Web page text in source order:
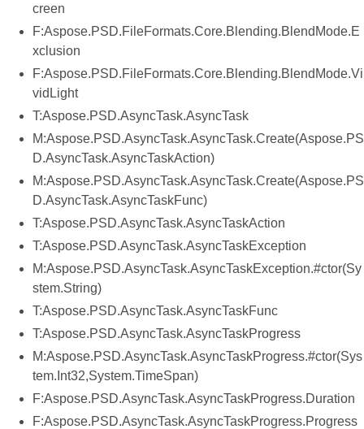
creen
F:Aspose.PSD.FileFormats.Core.Blending.BlendMode.E
xclusion
F:Aspose.PSD.FileFormats.Core.Blending.BlendMode.Vi
vidLight
T:Aspose.PSD.AsyncTask.AsyncTask
M:Aspose.PSD.AsyncTask.AsyncTask.Create(Aspose.PS
D.AsyncTask.AsyncTaskAction)
M:Aspose.PSD.AsyncTask.AsyncTask.Create(Aspose.PS
D.AsyncTask.AsyncTaskFunc)
T:Aspose.PSD.AsyncTask.AsyncTaskAction
T:Aspose.PSD.AsyncTask.AsyncTaskException
M:Aspose.PSD.AsyncTask.AsyncTaskException.#ctor(Sy
stem.String)
T:Aspose.PSD.AsyncTask.AsyncTaskFunc
T:Aspose.PSD.AsyncTask.AsyncTaskProgress
M:Aspose.PSD.AsyncTask.AsyncTaskProgress.#ctor(Sys
tem.Int32,System.TimeSpan)
F:Aspose.PSD.AsyncTask.AsyncTaskProgress.Duration
F:Aspose.PSD.AsyncTask.AsyncTaskProgress.Progress